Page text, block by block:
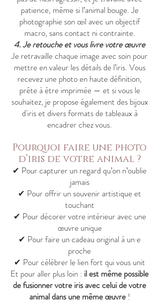
patience, même si l’animal bouge. Je
photographie son œil avec un objectif
macro, sans contact ni contrainte.
4. Je retouche et vous livre votre œuvre
Je retravaille chaque image avec soin pour
mettre en valeur les détails de l’iris. Vous
recevez une photo en haute définition,
prête à être imprimée — et si vous le
souhaitez, je propose également des bijoux
d'iris et divers formats de tableaux à
encadrer chez vous.
Pourquoi faire une photo
d’iris de votre animal ?
✔ Pour capturer un regard qu’on n’oublie
jamais
✔ Pour offrir un souvenir artistique et
touchant
✔ Pour décorer votre intérieur avec une
œuvre unique
✔ Pour faire un cadeau original à un·e
proche
✔ Pour célébrer le lien fort qui vous unit
Et pour aller plus loin : il est même possible
de fusionner votre iris avec celui de votre
animal dans une même œuvre!